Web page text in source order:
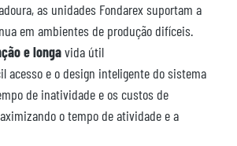
as unidades Fondarex suportam a
em ambientes de produção difíceis.
e longavida útil
acesso e o design inteligente do sistema
de inatividade e os custos de
o tempo de atividade e a